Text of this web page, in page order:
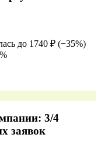
до 1740 ₽ (−35%)
3/4
заявок